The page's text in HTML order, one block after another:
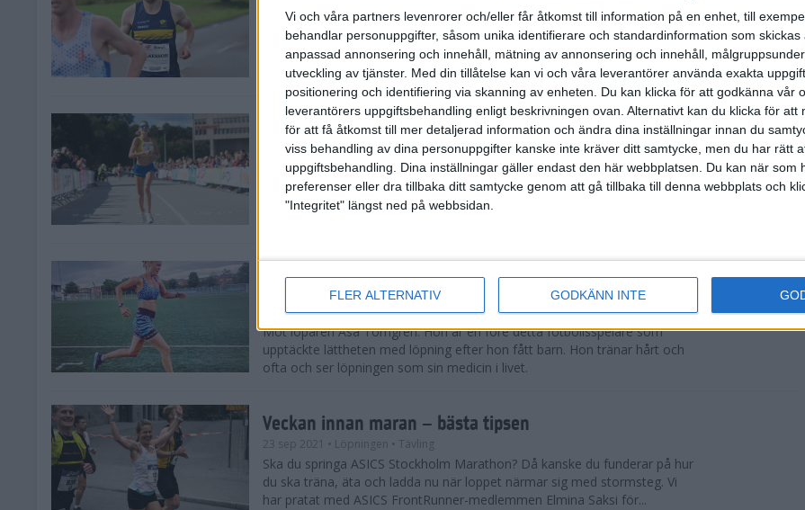
Vi och våra partners levenrorer och/eller får åtkomst till information på en enhet, till
behandlar personuppgifter, såsom unika identifierare och standardinformation som
anpassad annonsering och innehåll, mätning av annonsering och innehåll,
utveckling av tjänster. Med din tillåtelse kan vi och våra leverantörer använda exakta
positionering och identifiering via skanning av enheten. Du kan klicka för att godkänna vår
leverantörers uppgiftsbehandling enligt beskrivningen ovan. Alternativt kan du klicka för att
för att få åtkomst till mer detaljerad information och ändra dina inställningar innan du
viss behandling av dina personuppgifter kanske inte kräver ditt samtycke, men du har rätt
uppgiftsbehandling. Dina inställningar gäller endast den här webbplatsen. Du kan när som
preferenser eller dra tillbaka ditt samtycke genom att gå tillbaka till denna webbplats och
"Integritet" längst ned på webbsidan.
FLER ALTERNATIV GODKÄNN INTE
1 okt 2021• Löpningen• Träning
Att springa Lidingöloppets 30 kilometer är en prestation i sig oavsett tid.
Att göra det på 1.42.30 är extremt bra. Det gjorde Oscar Claesson från IK
Hakarpspojkarna den gågna helgen. Här tipsar han o...
Carolina Wikström har hittat hem – den 9 oktober
springer hon ASICS Stockholm Marathon
1 okt 2021• Löpningen• Tävling
OS är över för Carolina Wikström. Med en vecka kvar till ASICS Stockholm
Marathon längtar Sveriges bästa maratonlöpare efter att allt ska vara som
”Löpningen hjälper mig både att zooma ut och att hitta
28 sep 2021• Inspirationen• Veckans löpare
Möt löparen Åsa Törngren. Hon är en före detta fotbollsspelare som
upptäckte lättheten med löpning efter hon fått barn. Hon tränar hårt och
ofta och ser löpningen som sin medicin i livet.
Veckan innan maran – bästa tipsen
23 sep 2021 • Löpningen • Tävling
Ska du springa ASICS Stockholm Marathon? Då kanske du funderar på hur
du ska träna, äta och ladda nu när loppet närmar sig med stormsteg. Vi
har pratat med ASICS FrontRunner-medlemmen Elmina Saksi för...